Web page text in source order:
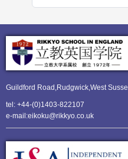
Guildford Road,Rudgwick,West
tel: +44-(0)1403-822107
e-mail:eikoku@rikkyo.co.uk